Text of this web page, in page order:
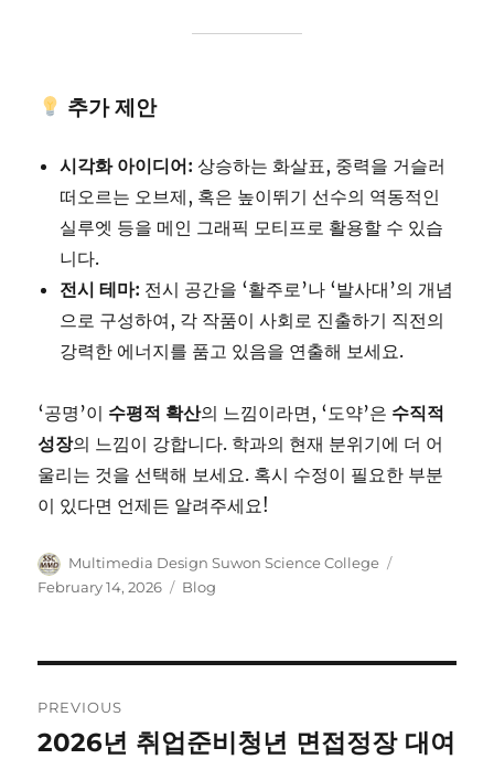
추가 제안
시각화 아이디어: 상승하는 화살표, 중력을 거슬러
떠오르는 오브제, 혹은 높이뛰기 선수의 역동적인
실루엣 등을 메인 그래픽 모티프로 활용할 수 있습
니다.
전시 테마: 전시 공간을 ‘활주로’나 ‘발사대’의 개념
으로 구성하여, 각 작품이 사회로 진출하기 직전의
강력한 에너지를 품고 있음을 연출해 보세요.
‘공명’이 수평적 확산의 느낌이라면, ‘도약’은 수직적
성장의 느낌이 강합니다. 학과의 현재 분위기에 더 어
울리는 것을 선택해 보세요. 혹시 수정이 필요한 부분
이 있다면 언제든 알려주세요!
Author
Multimedia Design Suwon Science College
February 14, 2026 Categories
Blog
navigation
PREVIOUS
Previous
2026년 취업준비청년 면접정장 대여